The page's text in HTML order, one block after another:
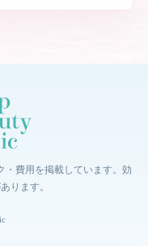
・費用を掲載しています。効
ります。